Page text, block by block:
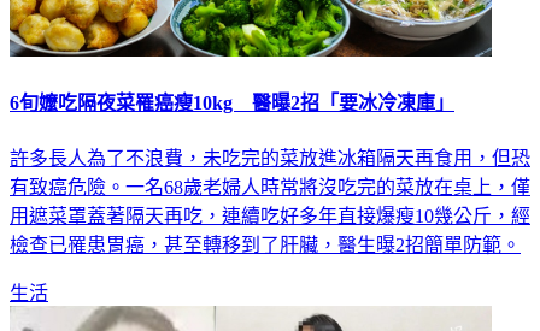
6旬嬤吃隔夜菜罹癌瘦10kg 醫曝2招「要冰冷凍庫」
許多長人為了不浪費，未吃完的菜放進冰箱隔天再食用，但恐
有致癌危險。一名68歲老婦人時常將沒吃完的菜放在桌上，僅
用遮菜罩蓋著隔天再吃，連續吃好多年直接爆瘦10幾公斤，經
檢查已罹患胃癌，甚至轉移到了肝臟，醫生曝2招簡單防範。
生活